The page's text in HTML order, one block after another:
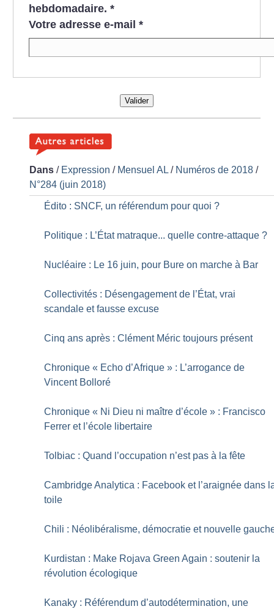
hebdomadaire. *
Votre adresse e-mail *
Valider
Dans / Expression / Mensuel AL/ Numéros de 2018 /
N°284 (juin 2018)
Édito : SNCF, un référendum pour quoi ?
Politique : L’État matraque... quelle contre-attaque ?
Nucléaire : Le 16 juin, pour Bure on marche à Bar
Collectivités : Désengagement de l’État, vrai
scandale et fausse excuse
Cinq ans après : Clément Méric toujours présent
Chronique « Echo d’Afrique » : L’arrogance de
Vincent Bolloré
Chronique « Ni Dieu ni maître d’école » : Francisco
Ferrer et l’école libertaire
Tolbiac : Quand l’occupation n’est pas à la fête
Cambridge Analytica : Facebook et l’araignée dans
toile
Chili : Néolibéralisme, démocratie et nouvelle
Kurdistan : Make Rojava Green Again : soutenir la
révolution écologique
Kanaky : Référendum d’autodétermination, une